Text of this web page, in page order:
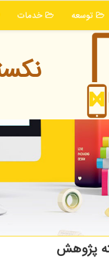
توسعه خدمات
پژوهش